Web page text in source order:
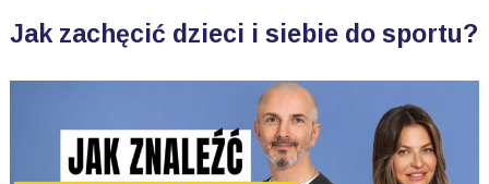
Jak zachęcić dzieci i siebie do sportu?